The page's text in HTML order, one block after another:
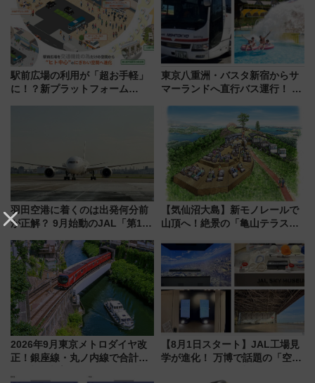
駅前広場の利用が「超お手軽」
に！？新プラットフォーム
東京八重洲・バスタ新宿からサ
マーランドへ直行バス運行！ お
推し活を楽しもう！（2026年
8/1～31）
羽田空港に着くのは出発何分前
が正解？ 9月始動のJAL「第1タ
歩1キロ超え！ 知っておきたい
変更点まとめ
【気仙沼大島】新モノレールで
山頂へ！絶景の「亀山テラス
暇村のお得な日帰りプランも登
場
2026年9月東京メトロダイヤ改
正！銀座線・丸ノ内線で合計
【8月1日スタート】JAL工場見
学が進化！ 万博で話題の「空飛